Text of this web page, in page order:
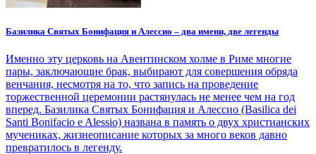
Базилика Святых Бонифация и Алессио – два имени, две легенды
Именно эту церковь на Авентинском холме в Риме многие
пары, заключающие брак, выбирают для совершения обряда
венчания, несмотря на то, что запись на проведение
торжественной церемонии растянулась не менее чем на год
вперед. Базилика Святых Бонифация и Алессио (Basilica dei
Santi Bonifacio e Alessio) названа в память о двух христианских
мучениках, жизнеописание которых за много веков давно
превратилось в легенду.